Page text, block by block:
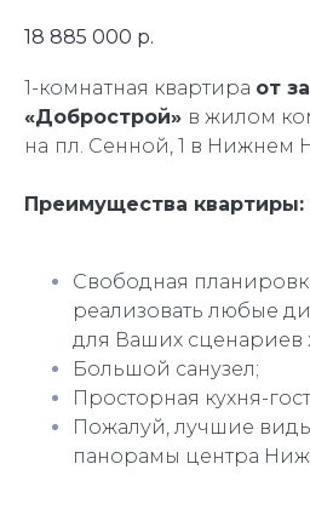
18 885 000 р.
1-комнaтная квартира oт
«Добрострой» в жилом
нa пл. Ceнной, 1 в Нижнем
Преимущества квартиры:
Свободная
реализовать любые
для Ваших сценариев
Большой санузел;
Просторная кухня-
Пожалуй, лучшие
панорамы центра